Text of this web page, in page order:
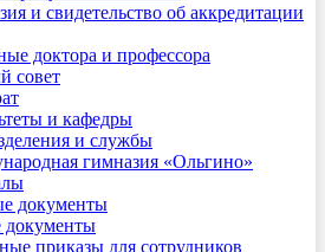
и свидетельство об аккредитации
доктора и профессора
совет
и кафедры
и службы
гимназия «Ольгино»
документы
приказы для сотрудников